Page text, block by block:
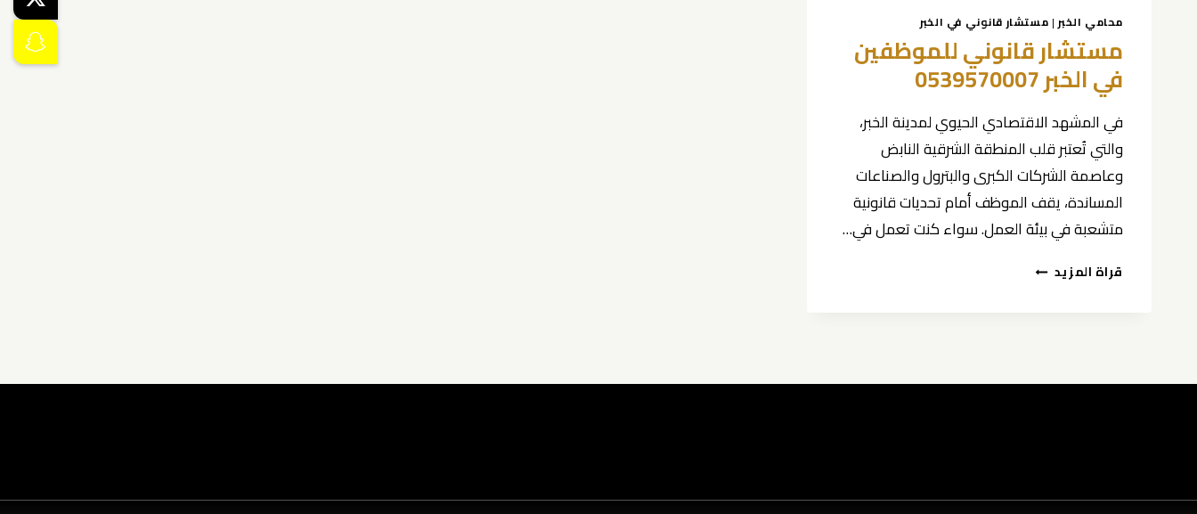
محامي الخبر| مستشار قانوني في الخبر
مستشار قانوني للموظفين
في الخبر 0539570007
في المشهد الاقتصادي الحيوي لمدينة الخبر،
والتي تُعتبر قلب المنطقة الشرقية النابض
وعاصمة الشركات الكبرى والبترول والصناعات
المساندة، يقف الموظف أمام تحديات قانونية
متشعبة في بيئة العمل. سواء كنت تعمل في…
قراة المزيد مستشار